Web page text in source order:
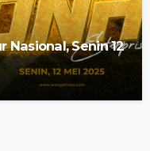
Nasional, Senin 12